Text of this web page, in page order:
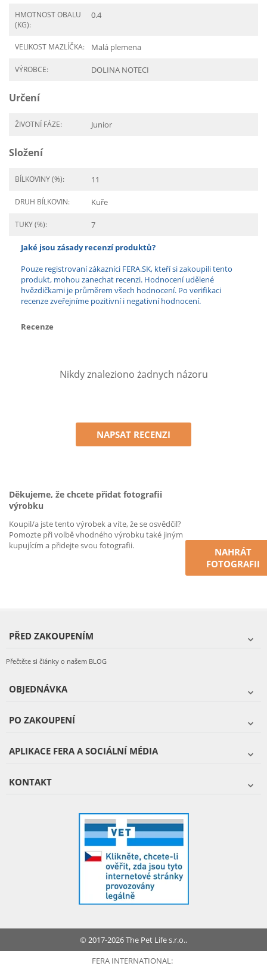
HMOTNOST OBALU
(KG):
0.4
VELIKOST MAZLÍČKA: Malá plemena
VÝROBCE: DOLINA NOTECI
Určení
ŽIVOTNÍ FÁZE: Junior
Složení
BÍLKOVINY (%): 11
DRUH BÍLKOVIN: Kuře
TUKY (%): 7
Jaké jsou zásady recenzí produktů?
Pouze registrovaní zákazníci FERA.SK, kteří si zakoupili tento
produkt, mohou zanechat recenzi. Hodnocení udělené
hvězdičkami je průměrem všech hodnocení. Po verifikaci
recenze zveřejníme pozitivní i negativní hodnocení.
Recenze
Nikdy znaleziono żadnych názoru
NAPSAT RECENZI
Děkujeme, že chcete přidat fotografii
výrobku
Koupil/a jste tento výrobek a víte, že se osvědčil?
Pomozte při volbě vhodného výrobku také jiným
kupujícím a přidejte svou fotografii.
NAHRÁT
FOTOGRAFII
PŘED ZAKOUPENÍM
Přečtěte si články o našem BLOG
OBJEDNÁVKA
PO ZAKOUPENÍ
APLIKACE FERA A SOCIÁLNÍ MÉDIA
KONTAKT
© 2017-2026 The Pet Life s.r.o..
FERA INTERNATIONAL: